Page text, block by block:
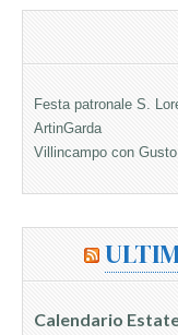
Festa patronale S.
ArtinGarda
Villincampo con Gusto
Calendario